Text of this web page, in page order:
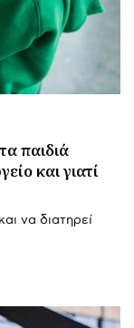
παιδιά
και γιατί
να διατηρεί